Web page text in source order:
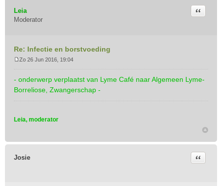
Leia
Moderator
Re: Infectie en borstvoeding
Citeer
r
i
t
Zo 26 Jun 2016, 19:04
- onderwerp verplaatst van Lyme Café naar Algemeen Lyme-
Borreliose, Zwangerschap -
Leia, moderator
Josie Citeer